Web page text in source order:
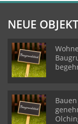
NEUE